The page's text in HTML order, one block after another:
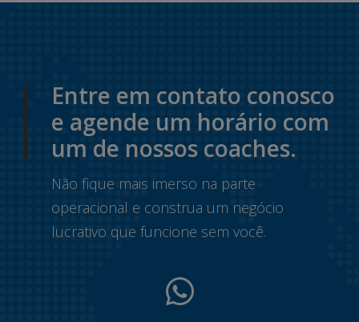
Entre em contato conosco
e agende um horário com
um de nossos coaches.
Não fique mais imerso na parte
operacional e construa um negócio
lucrativo que funcione sem você.